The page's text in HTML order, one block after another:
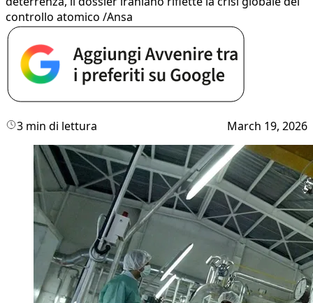
controllo atomico /Ansa
3 min di lettura March 19, 2026